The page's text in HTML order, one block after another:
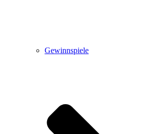
Gewinnspiele